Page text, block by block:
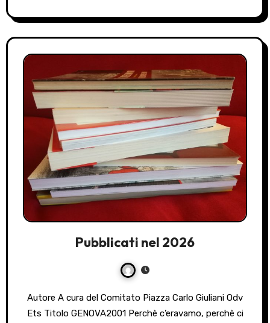
Pubblicati nel 2026
Autore A cura del Comitato Piazza Carlo Giuliani Odv
Ets Titolo GENOVA2001 Perchè c’eravamo, perchè ci